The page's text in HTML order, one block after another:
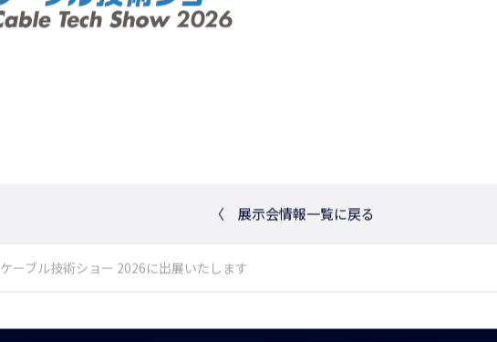
〈 展示会情報一覧に戻る
ケーブル技術ショー 2026に出展いたします